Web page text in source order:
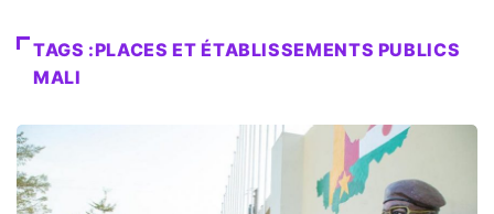
TAGS :PLACES ET ÉTABLISSEMENTS PUBLICS
MALI